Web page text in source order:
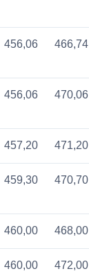
456,06 466,74
456,06 470,06
457,20 471,20
459,30 470,70
460,00 468,00
460,00 472,00